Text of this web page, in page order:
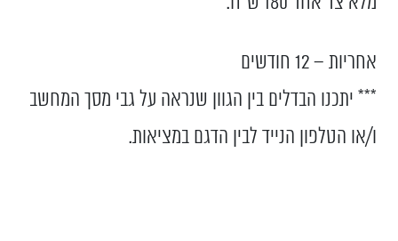
אחריות – 12 חודשים
*** יתכנו הבדלים בין הגוון שנראה על גבי מסך המחשב
ו/או הטלפון הנייד לבין הדגם במציאות.